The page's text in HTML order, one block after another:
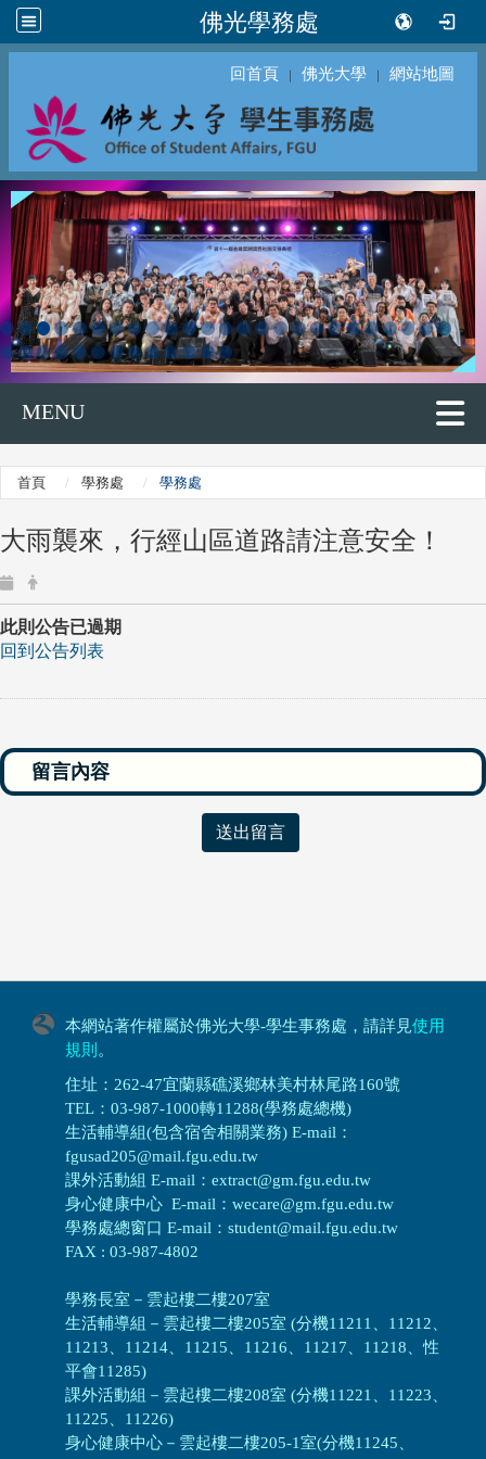
佛光學務處
回首頁 ｜ 佛光大學 ｜ 網站地圖
MENU
首頁 學務處 學務處
大雨襲來，行經山區道路請注意安全！
此則公告已過期
回到公告列表
送出留言
本網站著作權屬於佛光大學-學生事務處，請詳見使用
規則 。
住址：262-47宜蘭縣礁溪鄉林美村林尾路160號
TEL：03-987-1000轉11288(學務處總機)
生活輔導組(包含宿舍相關業務) E-mail：
fgusad205@mail.fgu.edu.tw
課外活動組 E-mail：extract@gm.fgu.edu.tw
身心健康中心 E-mail：wecare@gm.fgu.edu.tw
學務處總窗口 E-mail：student@mail.fgu.edu.tw
FAX : 03-987-4802
學務長室－雲起樓二樓207室
生活輔導組 － 雲起樓二樓205室 (分機11211、11212、
11213、11214、11215、11216、11217、11218、性
平會11285)
課外活動組 － 雲起樓二樓208室 (分機11221、11223、
11225、11226)
身心健康中心 － 雲起樓二樓205-1室(分機11245、